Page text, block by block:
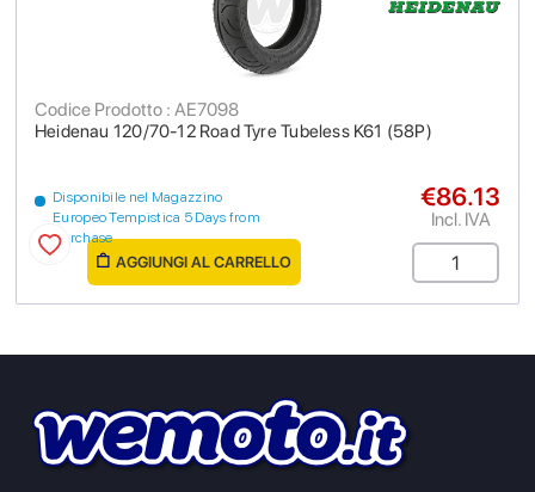
Heidenau 120/70-12 Road Tyre Tubeless K61 (58P)
Codice Prodotto : AE7098
Disponibile nel Magazzino
Europeo Tempistica 5 Days from
purchase
€86.13
Incl. IVA
AGGIUNGI AL CARRELLO